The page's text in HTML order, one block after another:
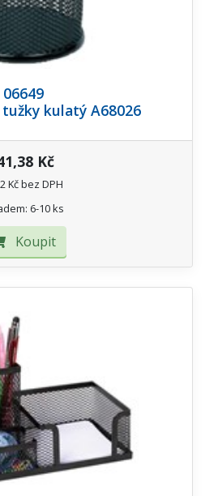
06649
kulatý A68026
Kč
Kč bez DPH
6-10 ks
Koupit